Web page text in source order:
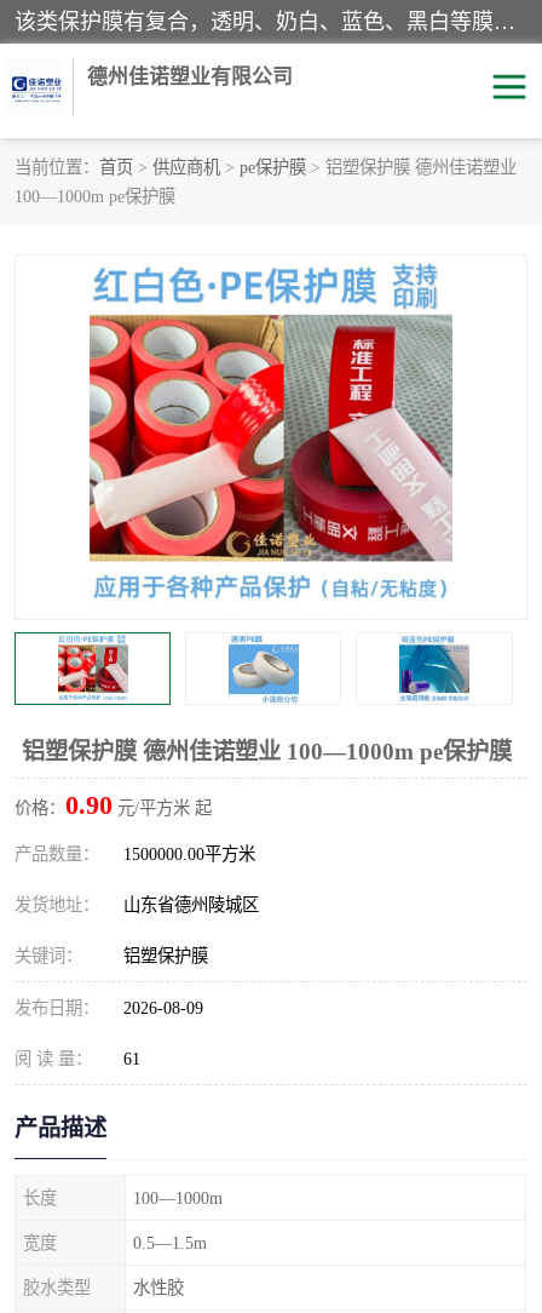
该类保护膜有复合，透明、奶白、蓝色、黑白等膜型。特高粘，高粘，中高粘，中粘，中低粘，低粘等。对于不同的粘力要求有相应的产品相适配。无胶渍残留污染。在较宽的收卷幅度下平整无皱纹，收卷长度大，利于机械化及自动化施工粘贴。为您的产品提供的表面保护解决方案。 产品广泛适用于：铝材、不锈钢、金属、塑料、电子、家电、家具、玻璃、化工材料、装饰材料等。
德州佳诺塑业有限公司
当前位置： 首页 > 供应商机 > pe保护膜 > 铝塑保护膜 德州佳诺塑业
100—1000m pe保护膜
铝塑保护膜 德州佳诺塑业 100—1000m pe保护膜
价格： 0.90 元/平方米 起
产品数量： 1500000.00平方米
发货地址： 山东省德州陵城区
关键词： 铝塑保护膜
发布日期： 2026-08-09
阅 读 量： 61
产品描述
长度 100—1000m
宽度 0.5—1.5m
胶水类型 水性胶
pe保护膜
地毯保护膜 家具保护膜
拉伸缠绕膜 透明保护膜
黑白保护膜 乳白保护膜
明蓝保护膜 纯黑保护膜
印字保护膜 彩钢板保护膜
不绣钢板保护膜 两边上胶保护膜
不锈钢板保护膜 一次性隔离膜